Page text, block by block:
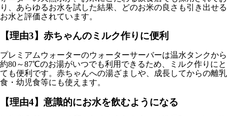
り、あらゆるお水を試した結果、どのお米の良さも引き出せる
お水と評価されています。
【理由3】赤ちゃんのミルク作りに便利
プレミアムウォーターのウォーターサーバーは温水タンクから
約80～87℃のお湯がいつでも利用できるため、ミルク作りにと
ても便利です。赤ちゃんへの湯ざましや、成長してからの離乳
食・幼児食等にも使えます。
【理由4】意識的にお水を飲むようになる